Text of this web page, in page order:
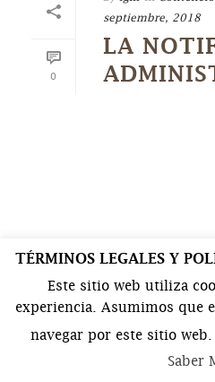
0
septiembre, 2018
LA
TÉRMINOS LEGALES Y
Este sitio web utiliza
experiencia. Asumimos que
navegar por este sitio web.
Saber